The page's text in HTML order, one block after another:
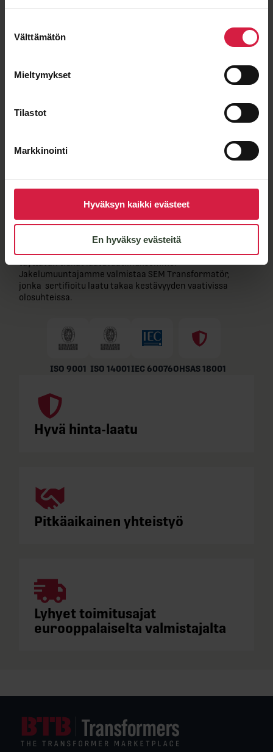
valinta
Välttämätön
Mieltymykset
Tilastot
Markkinointi
Hyväksyn kaikki evästeet
En hyväksy evästeitä
BTB-​laatu ja joustavat
valmistuskumppanit
täyttävän tiukat laatuvaatimuksemme.
Jakelumuuntajamme valmistaa SEM Transformatör,
jonka sertifioitu laatu takaa kestävyyden vaativissa
olosuhteissa.
ISO 9001 ISO 14001IEC 60076OHSAS 18001
Hyvä hinta-laatu
Pitkäaikainen yhteistyö
Lyhyet toimitusajat
eurooppalaiselta valmistajalta